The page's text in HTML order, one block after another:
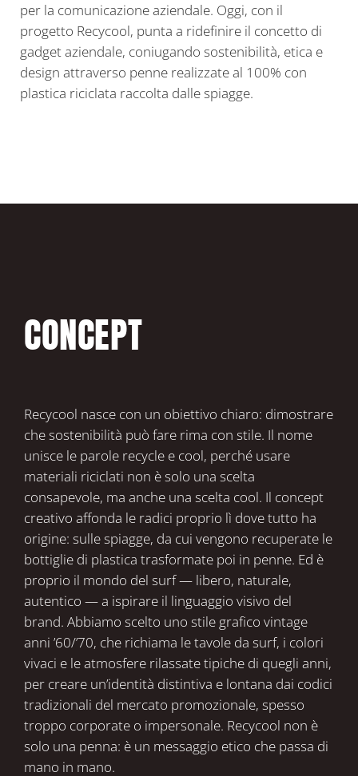
per la comunicazione aziendale. Oggi, con il
progetto Recycool, punta a ridefinire il concetto di
gadget aziendale, coniugando sostenibilità, etica e
design attraverso penne realizzate al 100% con
plastica riciclata raccolta dalle spiagge.
CONCEPT
Recycool nasce con un obiettivo chiaro: dimostrare
che sostenibilità può fare rima con stile. Il nome
unisce le parole recycle e cool, perché usare
materiali riciclati non è solo una scelta
consapevole, ma anche una scelta cool. Il concept
creativo affonda le radici proprio lì dove tutto ha
origine: sulle spiagge, da cui vengono recuperate le
bottiglie di plastica trasformate poi in penne. Ed è
proprio il mondo del surf — libero, naturale,
autentico — a ispirare il linguaggio visivo del
brand. Abbiamo scelto uno stile grafico vintage
anni ’60/’70, che richiama le tavole da surf, i colori
vivaci e le atmosfere rilassate tipiche di quegli anni,
per creare un’identità distintiva e lontana dai codici
tradizionali del mercato promozionale, spesso
troppo corporate o impersonale. Recycool non è
solo una penna: è un messaggio etico che passa di
mano in mano.